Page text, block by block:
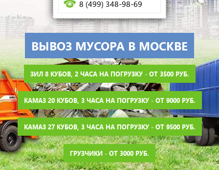
8 (499) 348-98-69
ВЫВОЗ МУСОРА В МОСКВЕ
ЗИЛ 8 КУБОВ, 2 ЧАСА НА ПОГРУЗКУ - ОТ 3500 РУБ.
КАМАЗ 20 КУБОВ, 3 ЧАСА НА ПОГРУЗКУ - ОТ 9000 РУБ.
КАМАЗ 27 КУБОВ, 3 ЧАСА НА ПОГРУЗКУ - ОТ 9500 РУБ.
ГРУЗЧИКИ - ОТ 3000 РУБ.